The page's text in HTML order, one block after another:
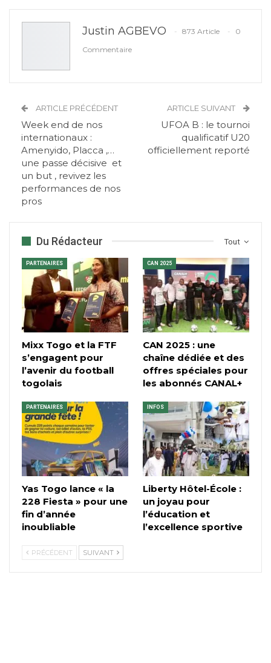
Justin AGBEVO 873 Article
0
Commentaire
ARTICLE PRÉCÉDENT
Week end de nos
internationaux :
Amenyido, Placca ,…
une passe décisive et
un but , revivez les
performances de nos
pros
ARTICLE SUIVANT
UFOA B : le tournoi
qualificatif U20
officiellement reporté
Tout
Du Rédacteur
PARTENAIRES
Mixx Togo et la FTF
s’engagent pour
l’avenir du football
togolais
CAN 2025
CAN 2025 : une
chaîne dédiée et des
offres spéciales pour
les abonnés CANAL+
PARTENAIRES
Yas Togo lance « la
228 Fiesta » pour une
fin d’année
inoubliable
INFOS
Liberty Hôtel-École :
un joyau pour
l’éducation et
l’excellence sportive
PRÉCÉDENT SUIVANT